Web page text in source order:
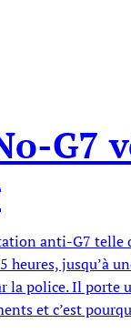
G7
anti-G7 telle
heures, jusqu’à
la police. Il porte
et c’est